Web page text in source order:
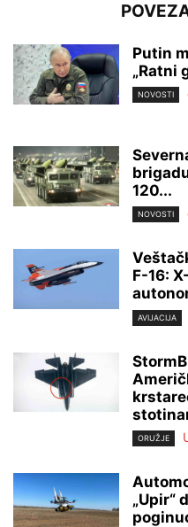
Putin
„Ratni
NOVOSTI
120...
NOVOSTI
F-16:
AVIJACIJA
ORUŽJE
„Upir“